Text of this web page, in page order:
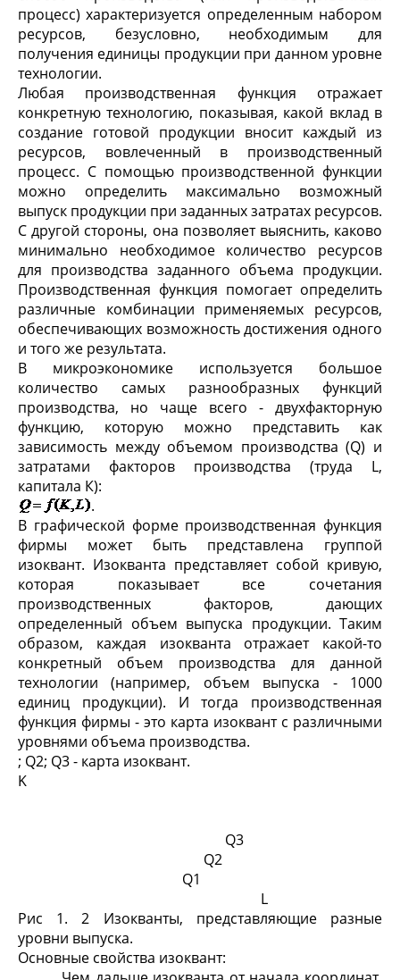
процесс) характеризуется определенным набором
ресурсов, безусловно, необходимым для
получения единицы продукции при данном уровне
технологии.
Любая производственная функция отражает
конкретную технологию, показывая, какой вклад в
создание готовой продукции вносит каждый из
ресурсов, вовлеченный в производственный
процесс. С помощью производственной функции
можно определить максимально возможный
выпуск продукции при заданных затратах ресурсов.
С другой стороны, она позволяет выяснить, каково
минимально необходимое количество ресурсов
для производства заданного объема продукции.
Производственная функция помогает определить
различные комбинации применяемых ресурсов,
обеспечивающих возможность достижения одного
и того же результата.
В микроэкономике используется большое
количество самых разнообразных функций
производства, но чаще всего - двухфакторную
функцию, которую можно представить как
зависимость между объемом производства (Q) и
затратами факторов производства (труда L,
капитала К):
.
В графической форме производственная функция
фирмы может быть представлена группой
изоквант. Изокванта представляет собой кривую,
которая показывает все сочетания
производственных факторов, дающих
определенный объем выпуска продукции. Таким
образом, каждая изокванта отражает какой-то
конкретный объем производства для данной
технологии (например, объем выпуска - 1000
единиц продукции). И тогда производственная
функция фирмы - это карта изоквант с различными
уровнями объема производства.
; Q2; Q3 - карта изоквант.
K
Q3
Q2
Q1
L
Рис 1. 2 Изокванты, представляющие разные
уровни выпуска.
Основные свойства изоквант: